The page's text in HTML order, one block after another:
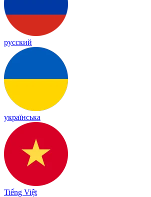
русский
українська
Tiếng Việt